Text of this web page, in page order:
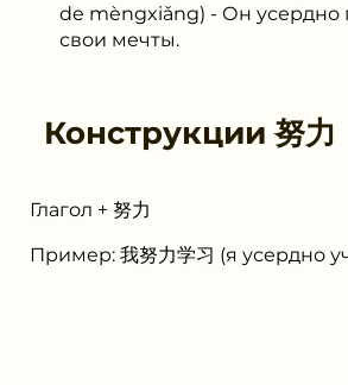
de mèngxiǎng) - Он усердно
свои мечты.
Конструкции努力
Глагол + 努力
Пример: 我努力学习 (я усердно